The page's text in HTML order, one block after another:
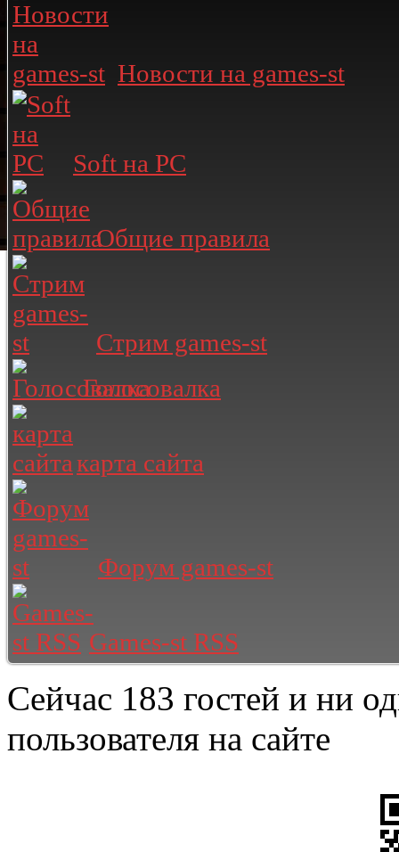
Новости на games-st
Soft на PC
Общие правила
Стрим games-st
Голосовалка
карта сайта
Форум games-st
Games-st RSS
Сейчас 183 гостей и ни
пользователя на сайте